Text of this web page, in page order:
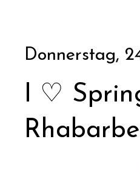
Donnerstag,
I ♡